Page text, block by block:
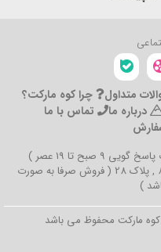
متداول
چرا کوه مارکت؟
درباره ما
تماس با ما
نشانی: ارومیه , خیابان هدایت , کوچه 8 , پلاک 28 ( فروش صرفا به صورت
)
کوه مارکت محفوظ می باشد